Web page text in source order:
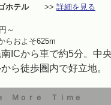
ホテル>> 詳細を見る
円～
らおよそ625m
ICから車で約5分。中
ら徒歩圏内で好立地。
Ｍｏｒｅ Ｔｉｍｅ